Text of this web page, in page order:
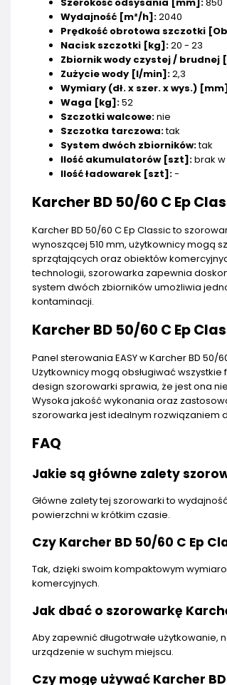
Wydajność [m²/h]:2040
Prędkość obrotowa szczotki
Nacisk szczotki [kg]:20 - 23
Zbiornik wody czystej / brudnej
Zużycie wody [l/min]:2,3
Wymiary (dł. x szer. x wys.)
Waga [kg]:52
Szczotki walcowe:nie
Szczotka tarczowa:tak
System dwóch zbiorników:tak
Ilość akumulatorów [szt]:brak
Ilość ładowarek [szt]:-
Karcher BD 50/60 C Ep
Karcher BD 50/60 C Ep Classic to
wynoszącej 510 mm, użytkownicy mogą
sprzątających oraz obiektów
technologii, szorowarka zapewnia
system dwóch zbiorników umożliwia
kontaminacji.
Karcher BD 50/60 C Ep
Panel sterowania EASY w Karcher BD
Użytkownicy mogą obsługiwać
design szorowarki sprawia, że jest ona
Wysoka jakość wykonania oraz
szorowarka jest idealnym rozwiązaniem
FAQ
Jakie są główne zalety
Główne zalety tej szorowarki to
powierzchni w krótkim czasie.
Czy Karcher BD 50/60 C Ep
Tak, dzięki swoim kompaktowym
komercyjnych.
Jak dbać o szorowarkę
Aby zapewnić długotrwałe
urządzenie w suchym miejscu.
Czy mogę używać Karcher